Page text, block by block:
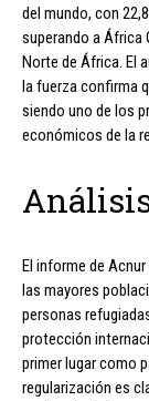
del mundo, con
superando a África
Norte de África. El
la fuerza confirma
siendo uno de los
económicos de la
El informe de
las mayores
personas
protección
primer lugar como
regularización es